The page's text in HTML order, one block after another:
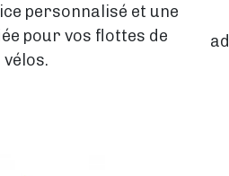
personnalisé et une
pour vos flottes de
vélos.